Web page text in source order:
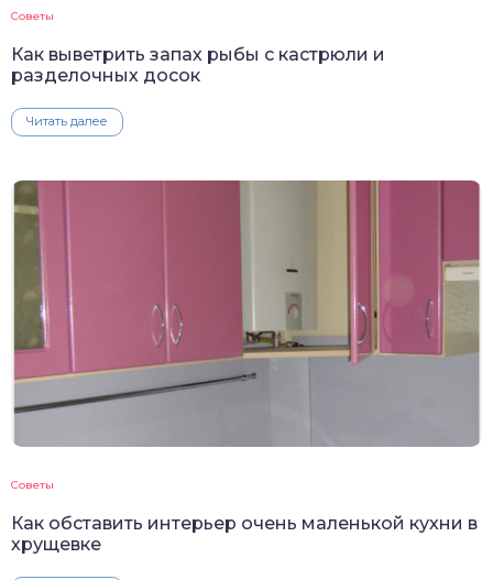
Советы
Как выветрить запах рыбы с кастрюли и
разделочных досок
Читать далее
Советы
Как обставить интерьер очень маленькой кухни в
хрущевке